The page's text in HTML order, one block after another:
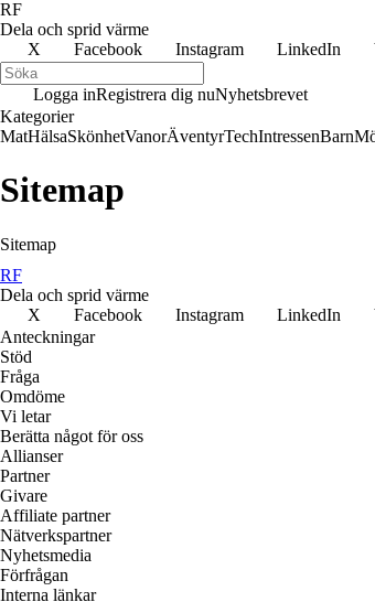
RF
Dela och sprid värme
X
Facebook Instagram LinkedIn
Logga inRegistrera dig nuNyhetsbrevet
Kategorier
MatHälsaSkönhetVanorÄventyrTechIntressenBarn
Sitemap
Sitemap
RF
Dela och sprid värme
X
Facebook Instagram LinkedIn
Anteckningar
Stöd
Fråga
Omdöme
Vi letar
Berätta något för oss
Allianser
Partner
Givare
Affiliate partner
Nätverkspartner
Nyhetsmedia
Förfrågan
Interna länkar